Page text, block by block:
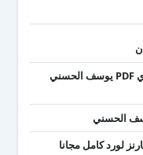
تحميل كتاب عقدك النفسية سجنك الأبدي PDF يوسف الحسني